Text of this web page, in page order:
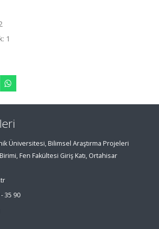
1
Üniversitesi, Bilimsel Araştırma Projeleri
Fen Fakültesi Giriş Katı, Ortahisar
35 90